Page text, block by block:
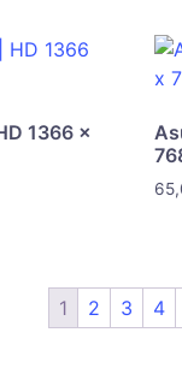
1366 x
1 2 3 4